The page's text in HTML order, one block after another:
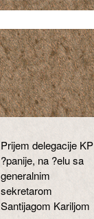
Prijem delegacije KP
?panije, na ?elu sa
generalnim
sekretarom
Santijagom Kariljom